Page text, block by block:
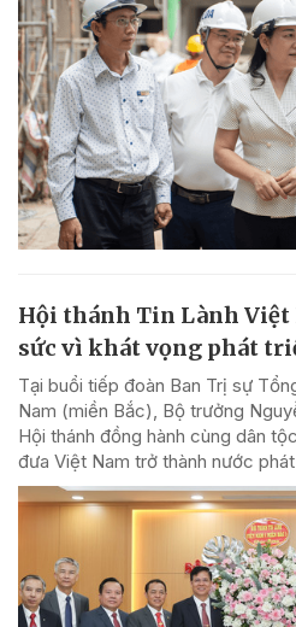
Hội thánh Tin Lành Việt
sức vì khát vọng phát
Tại buổi tiếp đoàn Ban Trị sự
Nam (miền Bắc), Bộ trưởng
Hội thánh đồng hành cùng dân
đưa Việt Nam trở thành nước